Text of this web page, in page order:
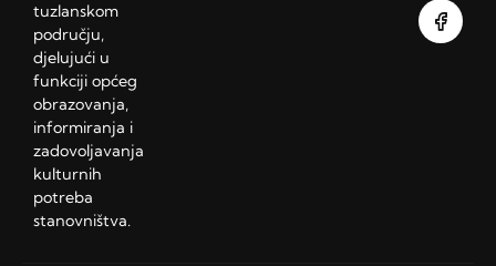
tuzlanskom
području,
djelujući u
funkciji općeg
obrazovanja,
informiranja i
zadovoljavanja
kulturnih
potreba
stanovništva.